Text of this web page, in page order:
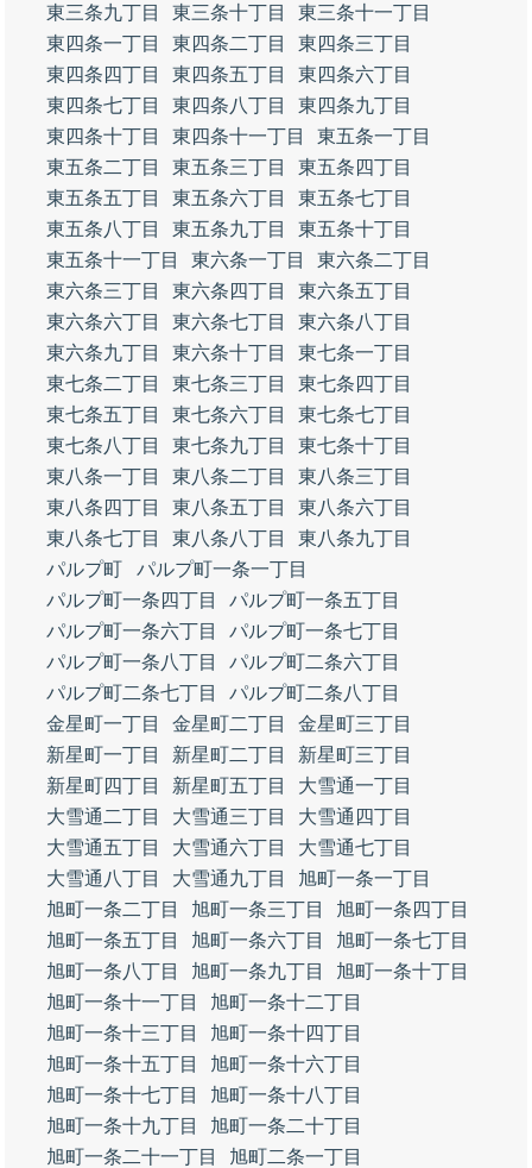
東三条九丁目 東三条十丁目
東三条十一丁目
東四条一丁目
東四条二丁目
東四条三丁目
東四条四丁目
東四条五丁目
東四条六丁目
東四条七丁目
東四条八丁目
東四条九丁目
東四条十丁目
東四条十一丁目
東五条一丁目
東五条二丁目
東五条三丁目
東五条四丁目
東五条五丁目
東五条六丁目
東五条七丁目
東五条八丁目
東五条九丁目
東五条十丁目
東五条十一丁目
東六条一丁目
東六条二丁目
東六条三丁目
東六条四丁目
東六条五丁目
東六条六丁目
東六条七丁目
東六条八丁目
東六条九丁目
東六条十丁目
東七条一丁目
東七条二丁目
東七条三丁目
東七条四丁目
東七条五丁目
東七条六丁目
東七条七丁目
東七条八丁目
東七条九丁目
東七条十丁目
東八条一丁目
東八条二丁目
東八条三丁目
東八条四丁目
東八条五丁目
東八条六丁目
東八条七丁目
東八条八丁目
東八条九丁目
パルプ町
パルプ町一条一丁目
パルプ町一条四丁目
パルプ町一条五丁目
パルプ町一条六丁目
パルプ町一条七丁目
パルプ町一条八丁目
パルプ町二条六丁目
パルプ町二条七丁目
パルプ町二条八丁目
金星町一丁目
金星町二丁目
金星町三丁目
新星町一丁目
新星町二丁目
新星町三丁目
新星町四丁目
新星町五丁目
大雪通一丁目
大雪通二丁目
大雪通三丁目
大雪通四丁目
大雪通五丁目
大雪通六丁目
大雪通七丁目
大雪通八丁目
大雪通九丁目
旭町一条一丁目
旭町一条二丁目
旭町一条三丁目
旭町一条四丁目
旭町一条五丁目
旭町一条六丁目
旭町一条七丁目
旭町一条八丁目
旭町一条九丁目
旭町一条十丁目
旭町一条十一丁目
旭町一条十二丁目
旭町一条十三丁目
旭町一条十四丁目
旭町一条十五丁目
旭町一条十六丁目
旭町一条十七丁目
旭町一条十八丁目
旭町一条十九丁目
旭町一条二十丁目
旭町一条二十一丁目
旭町二条一丁目